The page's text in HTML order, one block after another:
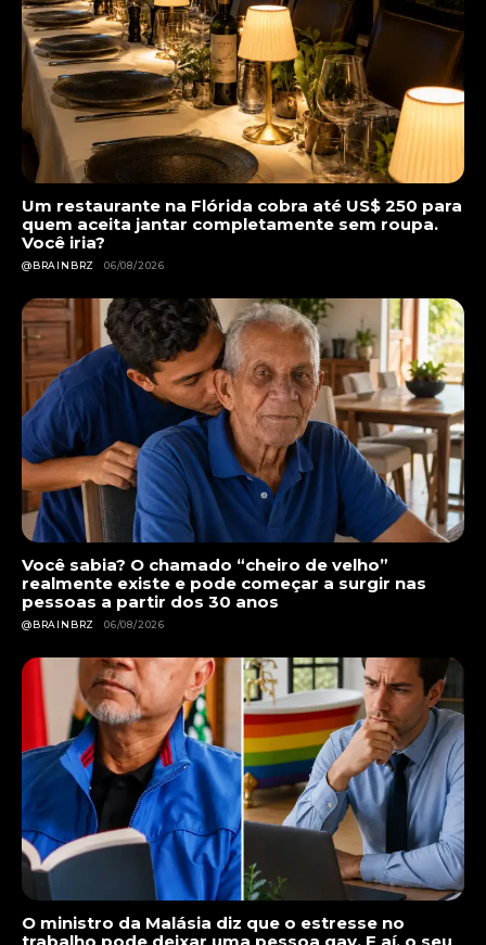
Um restaurante na Flórida cobra até US$ 250 para
quem aceita jantar completamente sem roupa.
Você iria?
@BRAINBRZ 06/08/2026
Você sabia? O chamado “cheiro de velho”
realmente existe e pode começar a surgir nas
pessoas a partir dos 30 anos
@BRAINBRZ 06/08/2026
O ministro da Malásia diz que o estresse no